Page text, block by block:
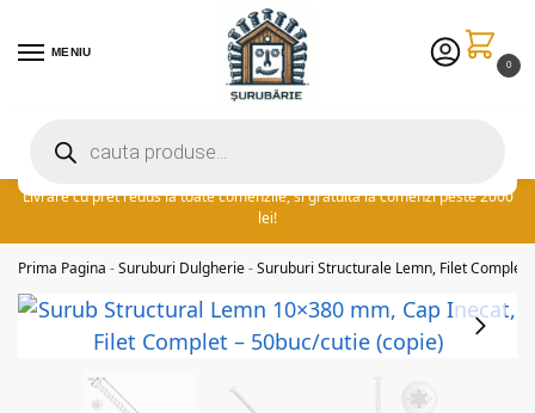
MENIU
0
reducere la comenzile peste 300 lei! adauga cuponul ‘FIDSUR’ la
Livrare cu pret redus la toate comenzile, si gratuita la comenzi peste 2000
lei!
Prima Pagina - Suruburi Dulgherie - Suruburi Structurale Lemn, Filet Complet